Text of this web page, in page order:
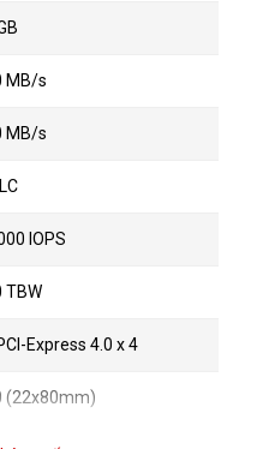
MB/s
MB/s
IOPS
TBW
Express 4.0 x 4
(22x80mm)